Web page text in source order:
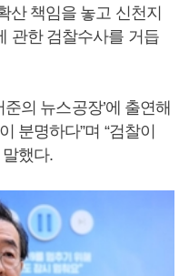
산 책임을 놓고 신천지
관한 검찰수사를 거듭
의 뉴스공장’에 출연해
분명하다”며 “검찰이
했다.